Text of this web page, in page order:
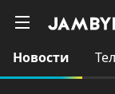
Новости